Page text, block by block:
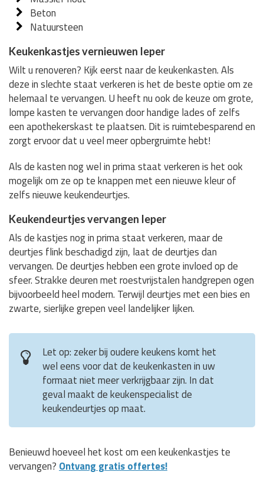
Beton
Natuursteen
Keukenkastjes vernieuwen Ieper
Wilt u renoveren? Kijk eerst naar de keukenkasten. Als
deze in slechte staat verkeren is het de beste optie om ze
helemaal te vervangen. U heeft nu ook de keuze om grote,
lompe kasten te vervangen door handige lades of zelfs
een apothekerskast te plaatsen. Dit is ruimtebesparend en
zorgt ervoor dat u veel meer opbergruimte hebt!
Als de kasten nog wel in prima staat verkeren is het ook
mogelijk om ze op te knappen met een nieuwe kleur of
zelfs nieuwe keukendeurtjes.
Keukendeurtjes vervangen Ieper
Als de kastjes nog in prima staat verkeren, maar de
deurtjes flink beschadigd zijn, laat de deurtjes dan
vervangen. De deurtjes hebben een grote invloed op de
sfeer. Strakke deuren met roestvrijstalen handgrepen ogen
bijvoorbeeld heel modern. Terwijl deurtjes met een bies en
zwarte, sierlijke grepen veel landelijker lijken.
Let op: zeker bij oudere keukens komt het
wel eens voor dat de keukenkasten in uw
formaat niet meer verkrijgbaar zijn. In dat
geval maakt de keukenspecialist de
keukendeurtjes op maat.
Benieuwd hoeveel het kost om een keukenkastjes te
vervangen? Ontvang gratis offertes!